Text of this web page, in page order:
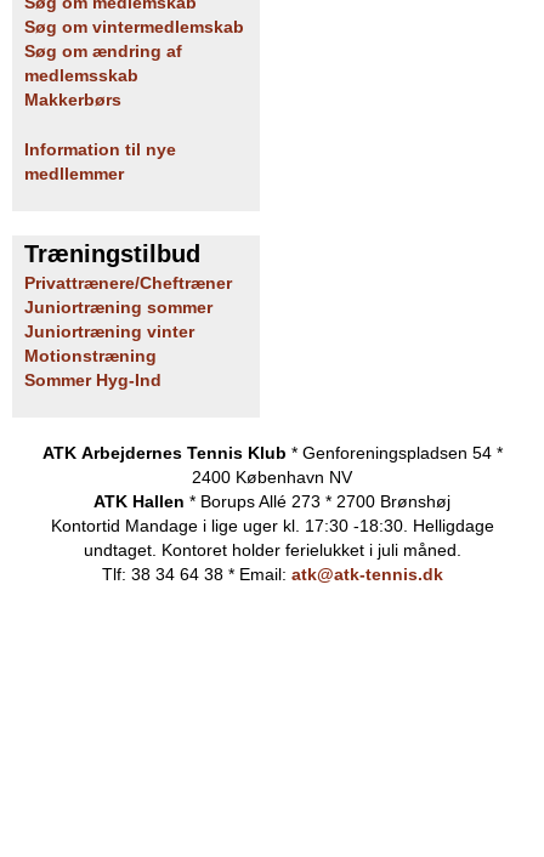
Søg om vintermedlemskab
Søg om ændring af
medlemsskab
Makkerbørs
Information til nye
medllemmer
Træningstilbud
Privattrænere/Cheftræner
Juniortræning sommer
Juniortræning vinter
Motionstræning
Sommer Hyg-Ind
ATK Arbejdernes Tennis Klub * Genforeningspladsen 54 *
2400 København NV
ATK Hallen * Borups Allé 273 * 2700 Brønshøj
Kontortid Mandage i lige uger kl. 17:30 -18:30. Helligdage
undtaget. Kontoret holder ferielukket i juli måned.
Tlf: 38 34 64 38 * Email: atk@atk-tennis.dk